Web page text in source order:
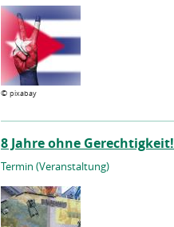
© pixabay
8 Jahre ohne
Termin (Veranstaltung)